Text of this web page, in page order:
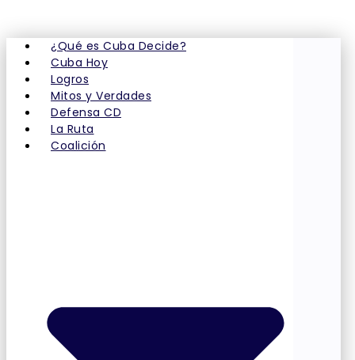
¿Qué es Cuba Decide?
Cuba Hoy
Logros
Mitos y Verdades
Defensa CD
La Ruta
Coalición